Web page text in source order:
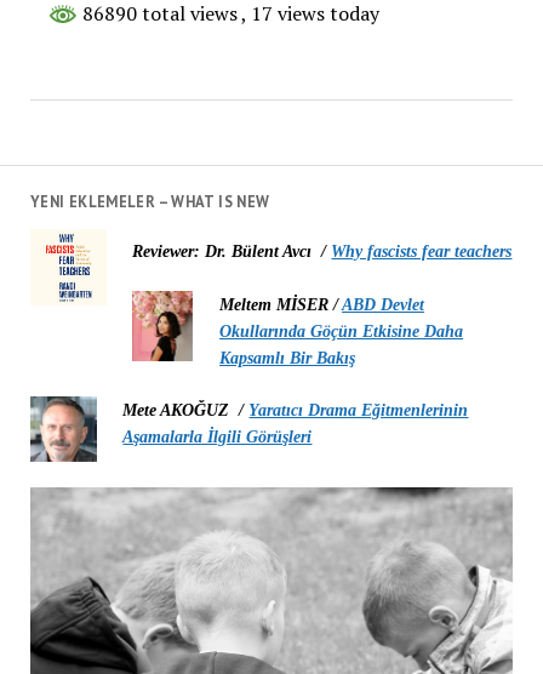
YENI EKLEMELER – WHAT IS NEW
Reviewer: Dr. Bülent Avcı / Why fascists fear teachers
Meltem MİSER /ABD Devlet
Okullarında Göçün Etkisine Daha
Kapsamlı Bir Bakış
Mete AKOĞUZ /Yaratıcı Drama Eğitmenlerinin
Aşamalarla İlgili Görüşleri
86890 total views, 17 views today